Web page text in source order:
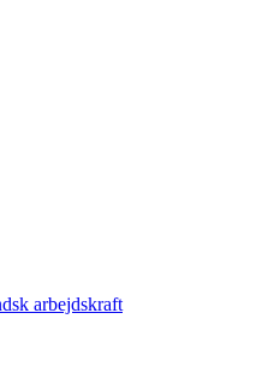
arbejdskraft